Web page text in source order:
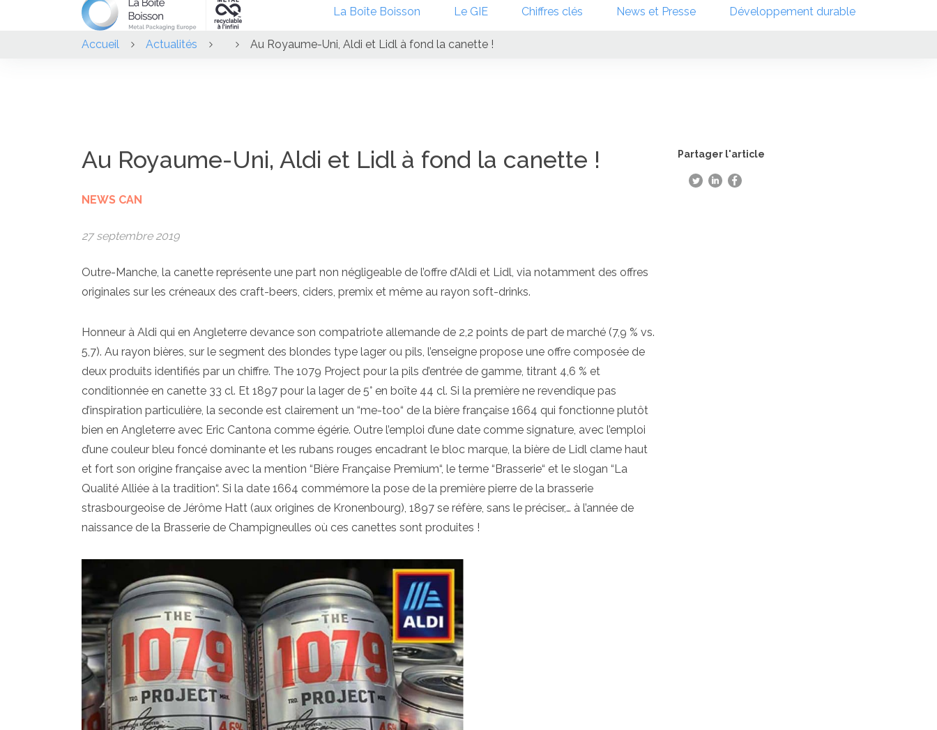
La Boîte Boisson Le GIE Chiffres clés News et Presse Développement durable
Accueil Actualités Au Royaume-Uni, Aldi et Lidl à fond la canette !
Au Royaume-Uni, Aldi et Lidl à fond la canette !
NEWS CAN
27 septembre 2019
Outre-Manche, la canette représente une part non négligeable de l’offre d’Aldi et Lidl, via notamment des offres
originales sur les créneaux des craft-beers, ciders, premix et même au rayon soft-drinks.
Honneur à Aldi qui en Angleterre devance son compatriote allemande de 2,2 points de part de marché (7,9 % vs.
5,7). Au rayon bières, sur le segment des blondes type lager ou pils, l’enseigne propose une offre composée de
deux produits identifiés par un chiffre. The 1079 Project pour la pils d’entrée de gamme, titrant 4,6 % et
conditionnée en canette 33 cl. Et 1897 pour la lager de 5° en boîte 44 cl. Si la première ne revendique pas
d’inspiration particulière, la seconde est clairement un “me-too“ de la bière française 1664 qui fonctionne plutôt
bien en Angleterre avec Eric Cantona comme égérie. Outre l’emploi d’une date comme signature, avec l’emploi
d’une couleur bleu foncé dominante et les rubans rouges encadrant le bloc marque, la bière de Lidl clame haut
et fort son origine française avec la mention “Bière Française Premium“, le terme “Brasserie“ et le slogan “La
Qualité Alliée à la tradition“. Si la date 1664 commémore la pose de la première pierre de la brasserie
strasbourgeoise de Jérôme Hatt (aux origines de Kronenbourg), 1897 se réfère, sans le préciser,… à l’année de
naissance de la Brasserie de Champigneulles où ces canettes sont produites !
Partager l'article